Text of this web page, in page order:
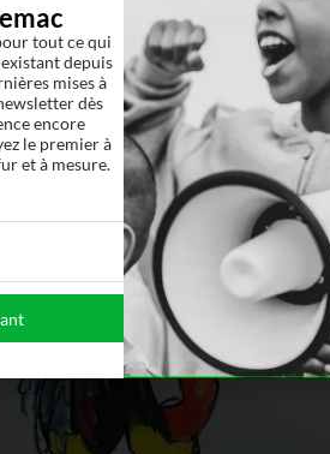
tout ce qui
depuis
mises à
dès
encore
le premier à
et à mesure.